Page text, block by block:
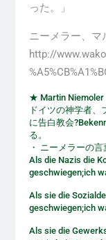
った。」
ニーメラー、マ
http://
★ Martin Niemoler
ドイツの神学者、
に告白教会
る。
・ ニーメラーの言
Als die Nazis die
geschwiegen;ich
Als sie die
geschwiegen;ich
Als sie die